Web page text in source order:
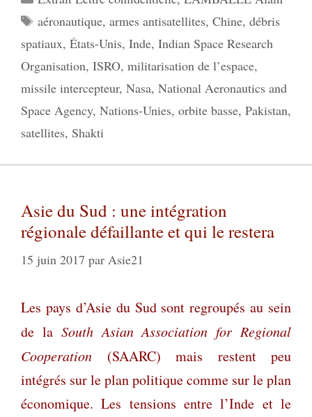
Étiquettes
aéronautique, armes antisatellites, Chine, débris
spatiaux, États-Unis, Inde, Indian Space Research
Organisation, ISRO, militarisation de l’espace,
missile intercepteur, Nasa, National Aeronautics and
Space Agency, Nations-Unies, orbite basse, Pakistan,
satellites, Shakti
Asie du Sud : une intégration
régionale défaillante et qui le restera
15 juin 2017 par Asie21
Les pays d’Asie du Sud sont regroupés au sein
de la South Asian Association for Regional
Cooperation (SAARC) mais restent peu
intégrés sur le plan politique comme sur le plan
économique. Les tensions entre l’Inde et le